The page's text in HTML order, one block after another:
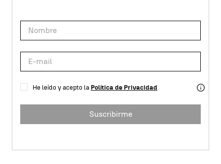
He leído y acepto la Política de Privacidad
Suscribirme